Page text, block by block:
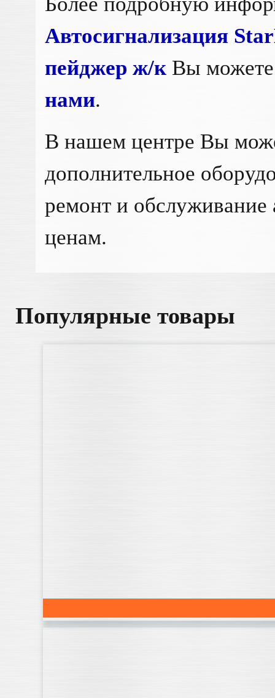
Автосигнализация
пейджер ж/к Вы можете
нами.
В нашем центре Вы
дополнительное
ремонт и
ценам.
Популярные товары